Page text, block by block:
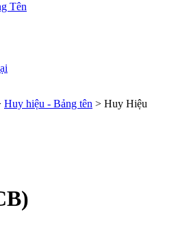
Tên
Huy hiệu - Bảng tên > Huy Hiệu